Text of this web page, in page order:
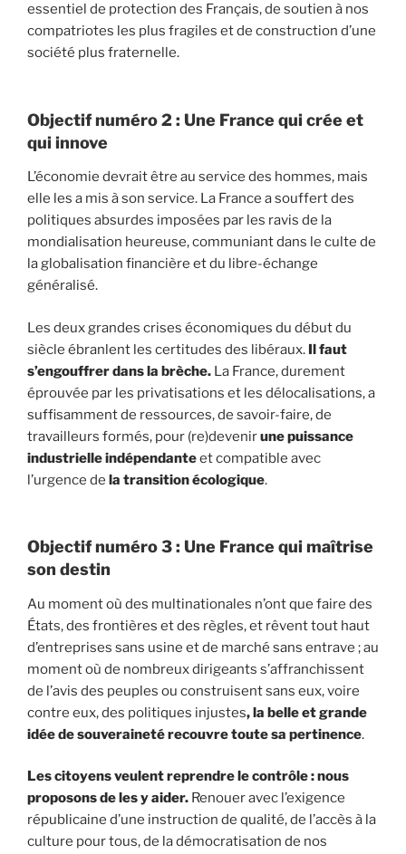
essentiel de protection des Français, de soutien à nos
compatriotes les plus fragiles et de construction d’une
société plus fraternelle.
Objectif numéro 2 : Une France qui crée et
qui innove
L’économie devrait être au service des hommes, mais
elle les a mis à son service. La France a souffert des
politiques absurdes imposées par les ravis de la
mondialisation heureuse, communiant dans le culte de
la globalisation financière et du libre-échange
généralisé.
Les deux grandes crises économiques du début du
siècle ébranlent les certitudes des libéraux. Il faut
s’engouffrer dans la brèche. La France, durement
éprouvée par les privatisations et les délocalisations, a
suffisamment de ressources, de savoir-faire, de
travailleurs formés, pour (re)devenirune puissance
industrielle indépendanteet compatible avec
l’urgence de la transition écologique.
Objectif numéro 3 : Une France qui maîtrise
son destin
Au moment où des multinationales n’ont que faire des
États, des frontières et des règles, et rêvent tout haut
d’entreprises sans usine et de marché sans entrave ; au
moment où de nombreux dirigeants s’affranchissent
de l’avis des peuples ou construisent sans eux, voire
contre eux, des politiques injustes, la belle et grande
idée de souveraineté recouvre toute sa pertinence.
Les citoyens veulent reprendre le contrôle : nous
proposons de les y aider. Renouer avec l’exigence
républicaine d’une instruction de qualité, de l’accès à la
culture pour tous, de la démocratisation de nos